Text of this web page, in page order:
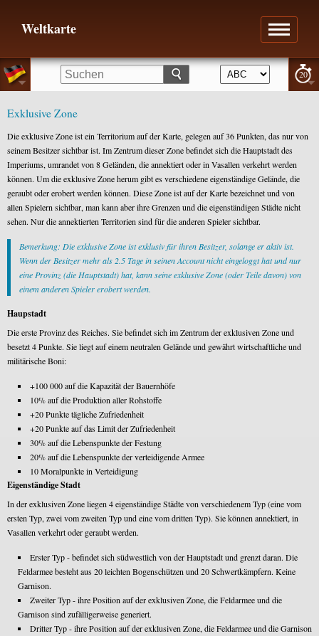
20
Weltkarte
Exklusive Zone
Die exklusive Zone ist ein Territorium auf der Karte, gelegen auf 36 Punkten, das nur von
seinem Besitzer sichtbar ist. Im Zentrum dieser Zone befindet sich die Hauptstadt des
Imperiums, umrandet von 8 Geländen, die annektiert oder in Vasallen verkehrt werden
können. Um die exklusive Zone herum gibt es verschiedene eigenständige Gelände, die
geraubt oder erobert werden können. Diese Zone ist auf der Karte bezeichnet und von
allen Spielern sichtbar, man kann aber ihre Grenzen und die eigenständigen Städte nicht
sehen. Nur die annektierten Territorien sind für die anderen Spieler sichtbar.
Bemerkung: Die exklusive Zone ist exklusiv für ihren Besitzer, solange er aktiv ist.
Wenn der Besitzer mehr als 2.5 Tage in seinen Account nicht eingeloggt hat und nur
eine Provinz (die Hauptstadt) hat, kann seine exklusive Zone (oder Teile davon) von
einem anderen Spieler erobert werden.
Haupstadt
Die erste Provinz des Reiches. Sie befindet sich im Zentrum der exklusiven Zone und
besetzt 4 Punkte. Sie liegt auf einem neutralen Gelände und gewährt wirtschaftliche und
militärische Boni:
+100 000 auf die Kapazität der Bauernhöfe
10% auf die Produktion aller Rohstoffe
+20 Punkte tägliche Zufriedenheit
+20 Punkte auf das Limit der Zufriedenheit
30% auf die Lebenspunkte der Festung
20% auf die Lebenspunkte der verteidigende Armee
10 Moralpunkte in Verteidigung
Eigenständige Stadt
In der exklusiven Zone liegen 4 eigenständige Städte von verschiedenem Typ (eine vom
ersten Typ, zwei vom zweiten Typ und eine vom dritten Typ). Sie können annektiert, in
Vasallen verkehrt oder geraubt werden.
Erster Typ - befindet sich südwestlich von der Hauptstadt und grenzt daran. Die
Feldarmee besteht aus 20 leichten Bogenschützen und 20 Schwertkämpfern. Keine
Garnison.
Zweiter Typ - ihre Position auf der exklusiven Zone, die Feldarmee und die
Garnison sind zufälligerweise generiert.
Dritter Typ - ihre Position auf der exklusiven Zone, die Feldarmee und die Garnison